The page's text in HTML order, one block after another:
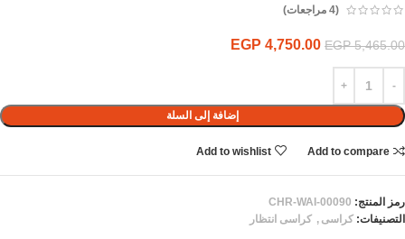
(
4 مراجعات)
EGP5,465.00
EGP 4,750.00
إضافة إلى السلة
Add to compare
Add to wishlist
رمز المنتج: CHR-WAI-00090
التصنيفات: كراسى , كراسى انتظار